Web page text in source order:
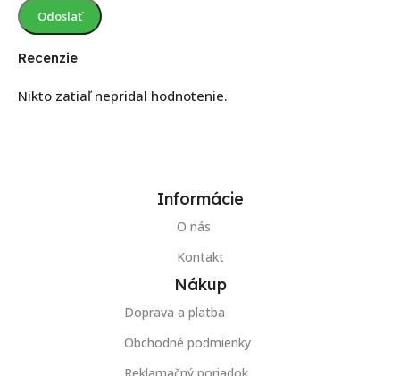
Recenzie
Nikto zatiaľ nepridal hodnotenie.
Informácie
O nás
Kontakt
Nákup
Doprava a platba
Obchodné podmienky